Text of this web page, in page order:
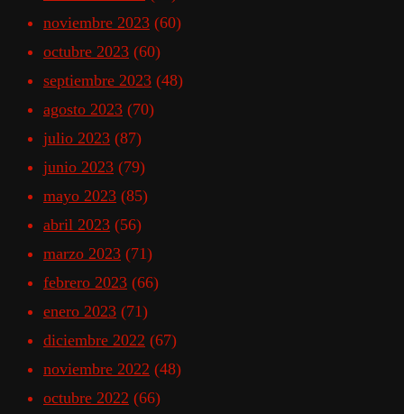
noviembre 2023 (60)
octubre 2023 (60)
septiembre 2023 (48)
agosto 2023 (70)
julio 2023 (87)
junio 2023 (79)
mayo 2023 (85)
abril 2023 (56)
marzo 2023 (71)
febrero 2023 (66)
enero 2023 (71)
diciembre 2022 (67)
noviembre 2022 (48)
octubre 2022 (66)